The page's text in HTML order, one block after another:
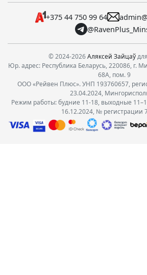
+375 44 750 99 64
© 2024-2026Аляксей Зайцаў
Юр. адрес: Республика Беларусь, 220086, г.
68А, пом. 9
ООО «Рейвен Плюс». УНП 193760657,
23.04.2024,
Режим работы: будние 11-18, выходные
16.12.2024, № регистрации